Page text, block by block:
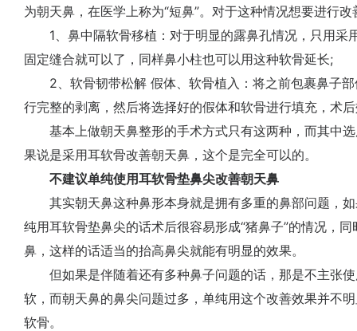
为朝天鼻，在医学上称为“短鼻”。对于这种情况想要进行
1、鼻中隔软骨移植：对于明显的露鼻孔情况，只用采
固定缝合就可以了，同样鼻小柱也可以用这种软骨延长;
2、软骨韧带松解 假体、软骨植入：将之前包裹鼻子部
行完整的剥离，然后将选择好的假体和软骨进行填充，术
基本上做朝天鼻整形的手术方式只有这两种，而其中选
果说是采用耳软骨改善朝天鼻，这个是完全可以的。
不建议单纯使用耳软骨垫鼻尖改善朝天鼻
其实朝天鼻这种鼻形本身就是拥有多重的鼻部问题，如
纯用耳软骨垫鼻尖的话术后很容易形成“猪鼻子”的情况，
鼻，这样的话适当的抬高鼻尖就能有明显的效果。
但如果是伴随着还有多种鼻子问题的话，那是不主张使
软，而朝天鼻的鼻尖问题过多，单纯用这个改善效果并不
软骨。